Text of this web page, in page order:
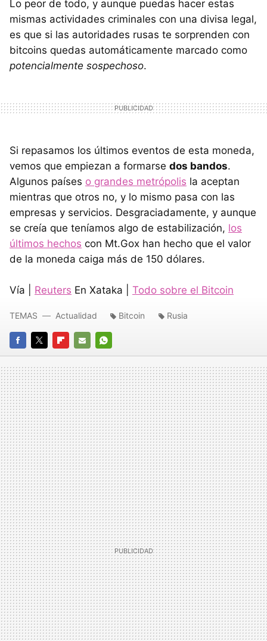
Lo peor de todo, y aunque puedas hacer estas
mismas actividades criminales con una divisa legal,
es que si las autoridades rusas te sorprenden con
bitcoins quedas automáticamente marcado como
potencialmente sospechoso.
Si repasamos los últimos eventos de esta moneda,
vemos que empiezan a formarse dos bandos.
Algunos países o grandes metrópolis la aceptan
mientras que otros no, y lo mismo pasa con las
empresas y servicios. Desgraciadamente, y aunque
se creía que teníamos algo de estabilización, los
últimos hechos con Mt.Gox han hecho que el valor
de la moneda caiga más de 150 dólares.
Vía | Reuters En Xataka | Todo sobre el Bitcoin
FACEBOOK
TWITTERFLIPBOARD
E-
MAIL
WHATSAPP
TEMAS Actualidad Bitcoin Rusia